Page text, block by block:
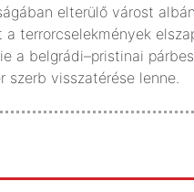
elterülő várost
terrorcselekmények
a belgrádi–pristinai
szerb visszatérése lenne.